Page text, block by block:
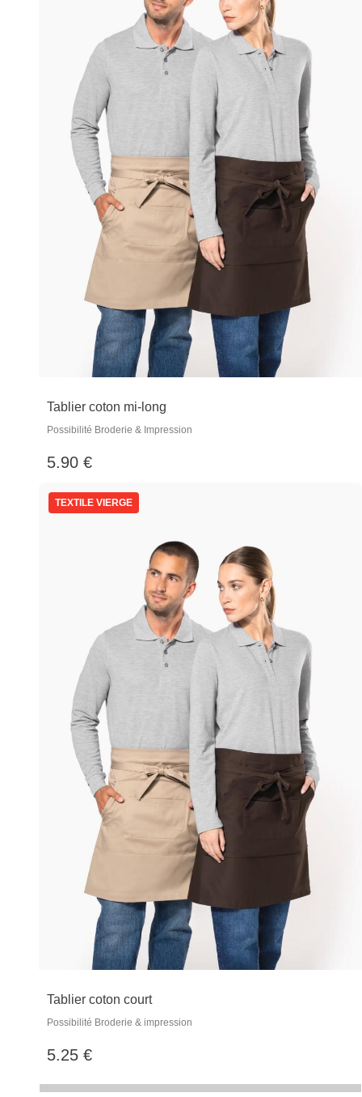
Tablier coton mi-long
Possibilité Broderie & Impression
5.90 €
TEXTILE VIERGE
Tablier coton court
Possibilité Broderie & impression
5.25 €